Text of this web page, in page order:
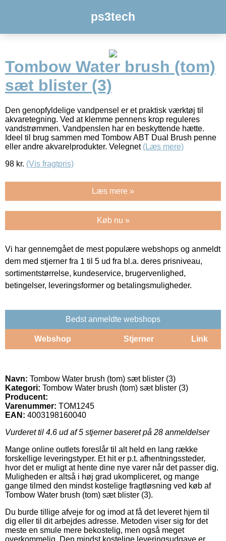
ps3tech
Tombow Water brush (tom)
sæt blister (3)
Den genopfyldelige vandpensel er et praktisk værktøj til
akvaretegning. Ved at klemme pennens krop reguleres
vandstrømmen. Vandpenslen har en beskyttende hætte.
Ideel til brug sammen med Tombow ABT Dual Brush penne
eller andre akvarelprodukter. Velegnet (Læs mere)
98 kr. (Vis fragtpris)
Læs mere »
Køb nu »
Vi har gennemgået de mest populære webshops og anmeldt
dem med stjerner fra 1 til 5 ud fra bl.a. deres prisniveau,
sortimentstørrelse, kundeservice, brugervenlighed,
betingelser, leveringsformer og betalingsmuligheder.
Bedst anmeldte webshops
Webshop Stjerner Link
Navn: Tombow Water brush (tom) sæt blister (3)
Kategori: Tombow Water brush (tom) sæt blister (3)
Producent:
Varenummer: TOM1245
EAN: 4003198160040
Vurderet til 4.6 ud af 5 stjerner baseret på 28 anmeldelser
Mange online outlets foreslår til alt held en lang række
forskellige leveringstyper. Et hit er p.t. afhentningssteder,
hvor det er muligt at hente dine nye varer når det passer dig.
Muligheden er altså i høj grad ukompliceret, og mange
gange tilmed den mindst kostelige fragtløsning ved køb af
Tombow Water brush (tom) sæt blister (3).
Du burde tillige afveje for og imod at få det leveret hjem til
dig eller til dit arbejdes adresse. Metoden viser sig for det
meste en smule mere bekostelig, men også meget
overkommelig. Den mindst kostelige leveringsudgave er